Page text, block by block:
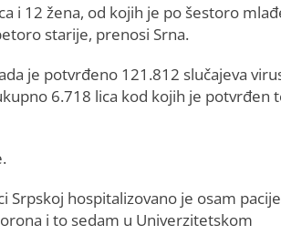
i 12 žena, od kojih je po šestoro
starije, prenosi Srna.
je potvrđeno 121.812 slučajeva
6.718 lica kod kojih je potvrđen
Srpskoj hospitalizovano je osam
i to sedam u Univerzitetskom